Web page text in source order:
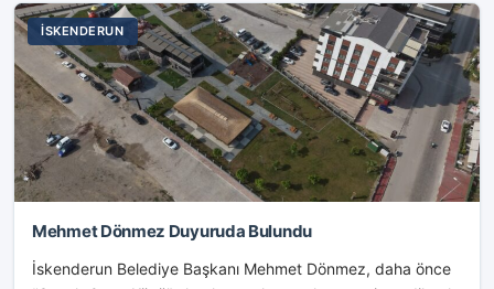
İSKENDERUN
Mehmet Dönmez Duyuruda Bulundu
İskenderun Belediye Başkanı Mehmet Dönmez, daha önce